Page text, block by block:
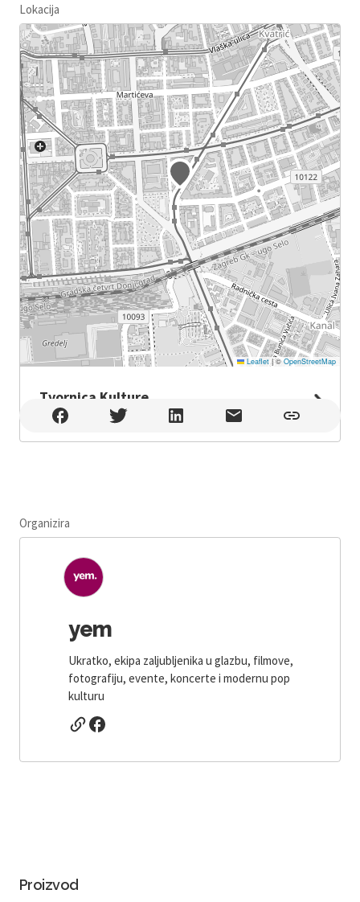
Lokacija
Leaflet |© OpenStreetMap
Tvornica Kulture
Tvornica Kulture , Zagreb
Organizira
yem
Ukratko, ekipa zaljubljenika u glazbu, filmove,
fotografiju, evente, koncerte i modernu pop
kulturu
Proizvod